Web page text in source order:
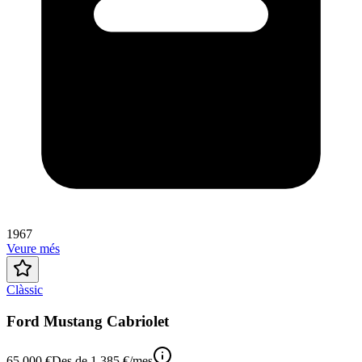
1967
Veure més
Clàssic
Ford Mustang Cabriolet